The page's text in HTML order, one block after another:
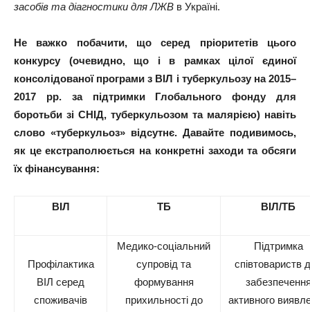
засобів та діагностики для ЛЖВ в Україні.
Не важко побачити, що серед пріоритетів цього
конкурсу (очевидно, що і в рамках цілої єдиної
консолідованої програми з ВІЛ і туберкульозу на 2015–
2017 рр. за підтримки Глобального фонду для
боротьби зі СНІД, туберкульозом та малярією) навіть
слово «туберкульоз» відсутнє. Давайте подивимось,
як це екстраполюється на конкретні заходи та обсяги
їх фінансування:
ВІЛ ТБ ВІЛ/ТБ
Профілактика
ВІЛ серед
споживачів
Медико-соціальний
супровід та
формування
прихильності до
Підтримка
співтовариств
активного